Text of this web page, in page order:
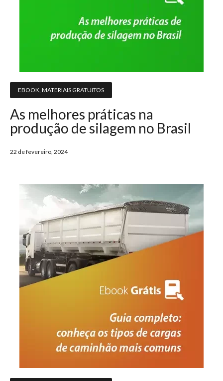
EBOOK MATERIAIS GRATUITOS
As melhores práticas na
produção de silagem no Brasil
22 de fevereiro, 2024